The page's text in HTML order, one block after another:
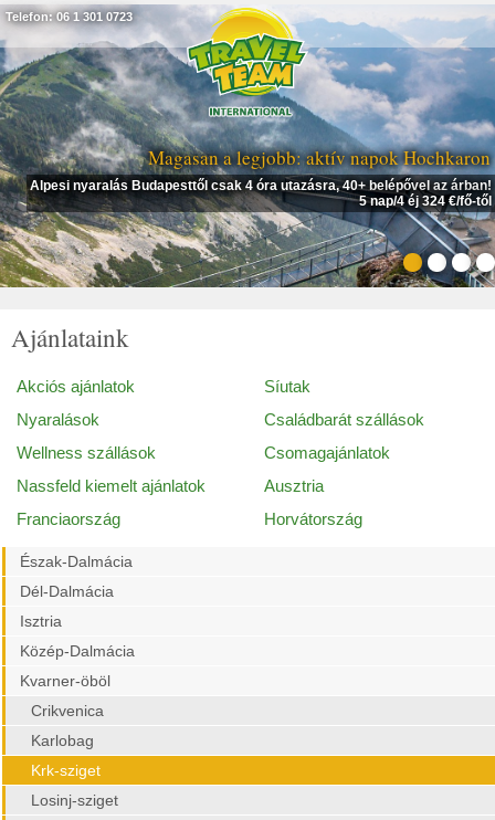
Magasan a legjobb: aktív napok Hochkaron
Alpesi nyaralás Budapesttől csak 4 óra utazásra, 40+ belépővel az árban!
5 nap/4 éj 324 €/fő-től
Telefon: 06 1 301 0723
Ajánlataink
Akciós ajánlatok
Síutak
Nyaralások
Családbarát szállások
Wellness szállások
Csomagajánlatok
Nassfeld kiemelt ajánlatok
Ausztria
Franciaország
Horvátország
Észak-Dalmácia
Dél-Dalmácia
Isztria
Közép-Dalmácia
Kvarner-öböl
Crikvenica
Karlobag
Krk-sziget
Losinj-sziget